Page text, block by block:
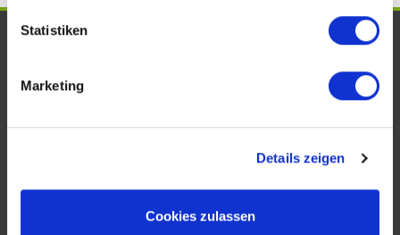
Statistiken
Marketing
Details zeigen
Cookies zulassen
UNSERE AUSZEICHNUNGEN. WIR